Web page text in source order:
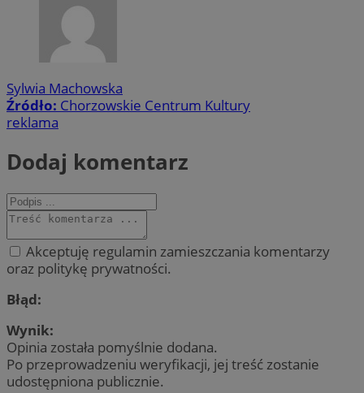
Sylwia Machowska
Źródło: Chorzowskie Centrum Kultury
reklama
Dodaj komentarz
Akceptuję regulamin zamieszczania komentarzy
oraz politykę prywatności.
Błąd:
Wynik:
Opinia została pomyślnie dodana.
Po przeprowadzeniu weryfikacji, jej treść zostanie
udostępniona publicznie.